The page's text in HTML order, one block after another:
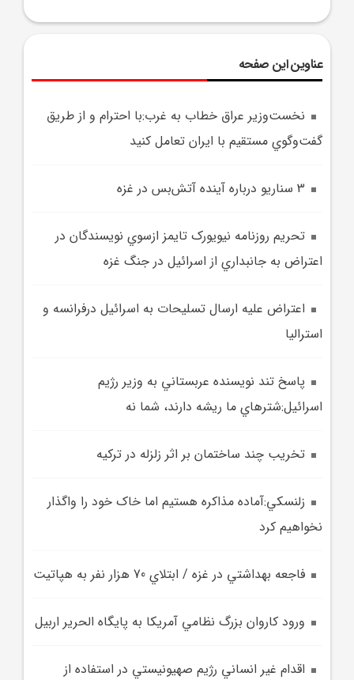
عناوین این صفحه
نخست‌وزير عراق خطاب به غرب:با احترام و از طريق
گفت‌وگوي مستقيم با ايران تعامل کنيد
3 سناريو درباره آينده آتش‌بس در غزه
تحريم روزنامه نيويورک تايمز ازسوي نويسندگان در
اعتراض به جانبداري از اسرائيل در جنگ غزه
اعتراض علیه ارسال تسلیحات به اسرائیل درفرانسه و
استرالیا
پاسخ تند نويسنده عربستاني به وزير رژيم
اسرائيل:شترهاي ما ريشه دارند، شما نه
تخريب چند ساختمان بر اثر زلزله در ترکيه
زلنسکي:آماده مذاکره هستيم اما خاک خود را واگذار
نخواهيم کرد
فاجعه بهداشتي در غزه / ابتلاي 70 هزار نفر به هپاتيت
ورود کاروان بزرگ نظامي آمريکا به پايگاه الحرير اربيل
اقدام غير انساني رژيم صهيونيستي در استفاده از